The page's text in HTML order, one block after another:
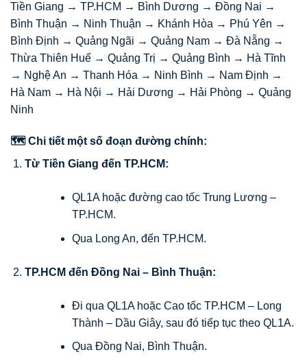
Tiền Giang → TP.HCM → Bình Dương → Đồng Nai →
Bình Thuận → Ninh Thuận → Khánh Hòa → Phú Yên →
Bình Định → Quảng Ngãi → Quảng Nam → Đà Nẵng →
Thừa Thiên Huế → Quảng Trị → Quảng Bình → Hà Tĩnh
→ Nghệ An → Thanh Hóa → Ninh Bình → Nam Định →
Hà Nam → Hà Nội → Hải Dương → Hải Phòng → Quảng
Ninh
🗺️ Chi tiết một số đoạn đường chính:
Từ Tiền Giang đến TP.HCM:
QL1A hoặc đường cao tốc Trung Lương –
TP.HCM.
Qua Long An, đến TP.HCM.
TP.HCM đến Đồng Nai – Bình Thuận:
Đi qua QL1A hoặc Cao tốc TP.HCM – Long
Thành – Dầu Giây, sau đó tiếp tục theo QL1A.
Qua Đồng Nai, Bình Thuận.